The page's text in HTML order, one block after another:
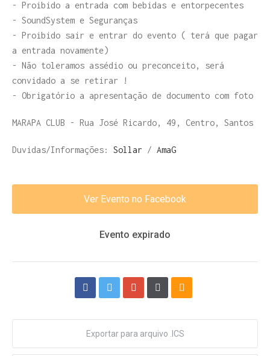
- Proibido a entrada com bebidas e entorpecentes
- SoundSystem e Seguranças
- Proibido sair e entrar do evento ( terá que pagar
a entrada novamente)
- Não toleramos assédio ou preconceito, será
convidado a se retirar !
- Obrigatório a apresentação de documento com foto
MARAPA CLUB - Rua José Ricardo, 49, Centro, Santos
Duvidas/Informações: Sollar / AmaG
Ver Evento no Facebook
Evento expirado
Exportar para arquivo .ICS